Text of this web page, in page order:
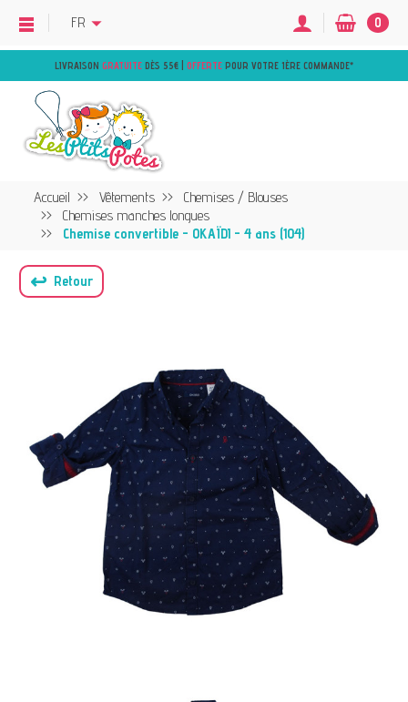
LIVRAISON GRATUITE DÈS 55€ | OFFERTE POUR VOTRE 1ÈRE COMMANDE*
FR 0
Accueil Vêtements
Chemises / Blouses
Chemises manches longues
Chemise convertible - OKAÏDI - 4 ans (104)
↩ Retour